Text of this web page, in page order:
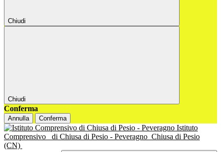
Chiudi
Chiudi
Conferma
Annulla Conferma
Istituto
Comprensivo
di Chiusa di Pesio - Peveragno Chiusa di Pesio
(CN)